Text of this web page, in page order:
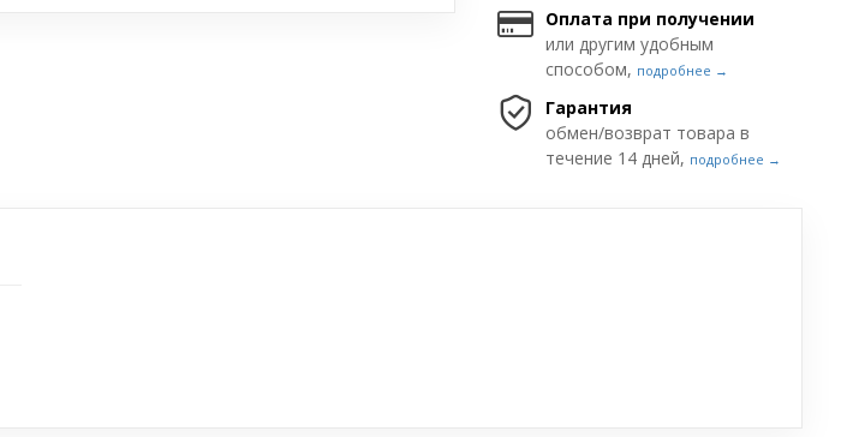
Оплата при получении
или другим удобным
способом, подробнее →
Гарантия
обмен/возврат товара в
течение 14 дней, подробнее →